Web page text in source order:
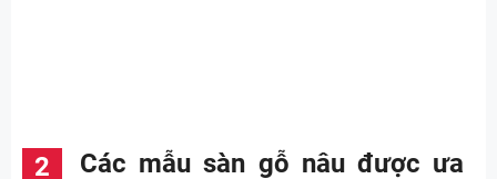
Các mẫu sàn gỗ nâu được ưa